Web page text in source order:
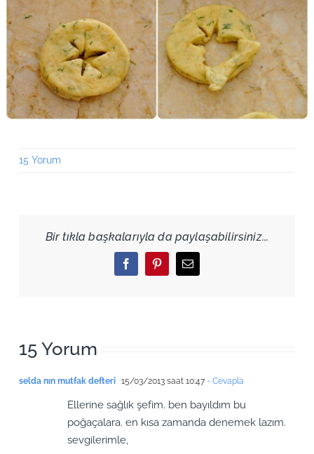
15 Yorum
Bir tıkla başkalarıyla da paylaşabilirsiniz...
FacebookPinterestEmail
15 Yorum
selda nın mutfak defteri 15/03/2013 saat 10:47- Cevapla
Ellerine sağlık şefim. ben bayıldım bu
poğaçalara. en kısa zamanda denemek lazım.
sevgilerimle,